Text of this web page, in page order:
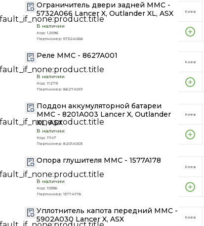
Ограничитель двери задней MMC -
5732A066 Lancer X, Outlander XL, ASX
В наличии
Код: 12596
Партномер: 5732A066
Киев
Реле MMC - 8627A001
В наличии
Код: 11279
Партномер: 8627A001
Киев
Поддон аккумуляторной батареи
MMC - 8201A003 Lancer X, Outlander
XL, ASX
В наличии
Код: 11147
Партномер: 8201A003
Киев
Опора глушителя MMC - 1577A178
В наличии
Код: 10336
Партномер: 1577A178
Киев
Уплотнитель капота передний MMC -
5902A030 Lancer X, ASX
Киев